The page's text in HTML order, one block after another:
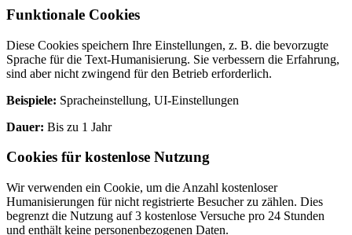
Funktionale Cookies
Diese Cookies speichern Ihre Einstellungen, z. B. die bevorzugte
Sprache für die Text-Humanisierung. Sie verbessern die Erfahrung,
sind aber nicht zwingend für den Betrieb erforderlich.
Beispiele: Spracheinstellung, UI-Einstellungen
Dauer: Bis zu 1 Jahr
Cookies für kostenlose Nutzung
Wir verwenden ein Cookie, um die Anzahl kostenloser
Humanisierungen für nicht registrierte Besucher zu zählen. Dies
begrenzt die Nutzung auf 3 kostenlose Versuche pro 24 Stunden
und enthält keine personenbezogenen Daten.